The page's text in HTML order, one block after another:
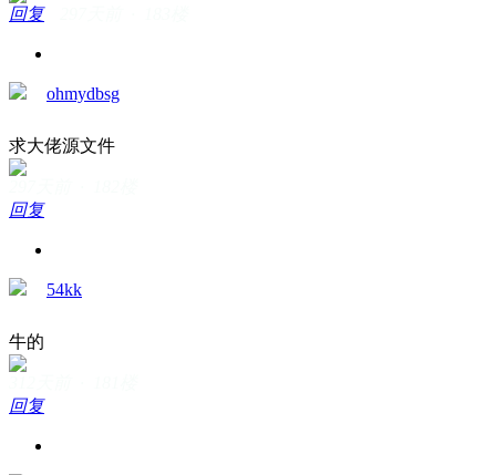
回复
ohmydbsg
求大佬源文件
回复
54kk
牛的
回复